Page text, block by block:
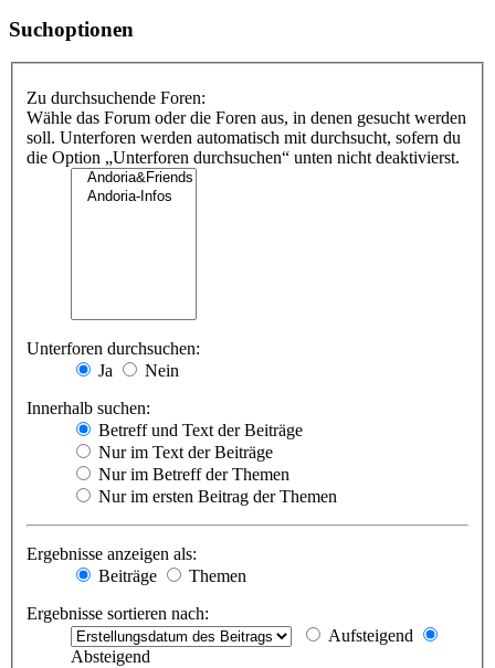
Suchoptionen
Zu durchsuchende Foren:
Wähle das Forum oder die Foren aus, in denen gesucht werden
soll. Unterforen werden automatisch mit durchsucht, sofern du
die Option „Unterforen durchsuchen“ unten nicht deaktivierst.
Unterforen durchsuchen:
Ja
Nein
Innerhalb suchen:
Betreff und Text der Beiträge
Nur im Text der Beiträge
Nur im Betreff der Themen
Nur im ersten Beitrag der Themen
Ergebnisse anzeigen als:
Beiträge
Themen
Ergebnisse sortieren nach:
Aufsteigend
Absteigend